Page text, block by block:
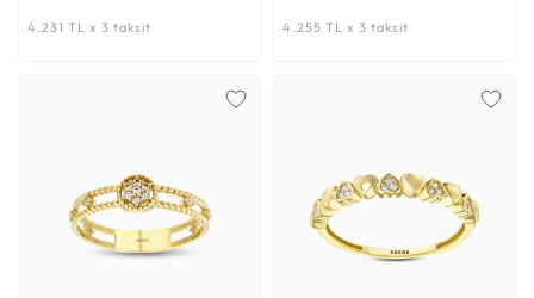
4.231 TL x 3 taksit 4.255 TL x 3 taksit